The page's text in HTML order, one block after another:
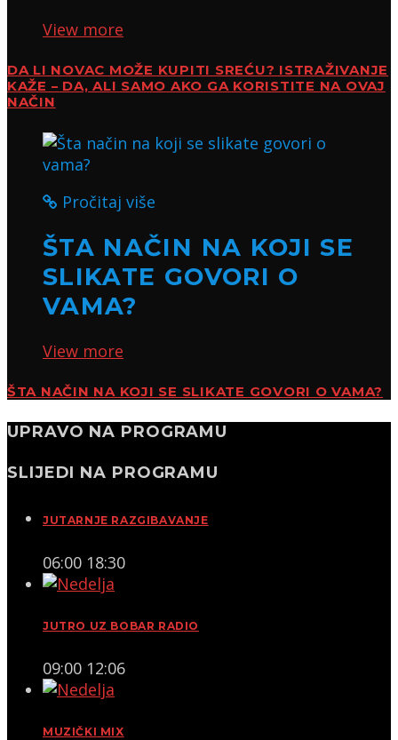
View more
DA LI NOVAC MOŽE KUPITI SREĆU? ISTRAŽIVANJE
KAŽE – DA, ALI SAMO AKO GA KORISTITE NA OVAJ
NAČIN
Pročitaj više
ŠTA NAČIN NA KOJI SE
SLIKATE GOVORI O
VAMA?
View more
ŠTA NAČIN NA KOJI SE SLIKATE GOVORI O VAMA?
UPRAVO NA PROGRAMU
SLIJEDI NA PROGRAMU
JUTARNJE RAZGIBAVANJE
06:00 18:30
JUTRO UZ BOBAR RADIO
09:00 12:06
MUZIČKI MIX